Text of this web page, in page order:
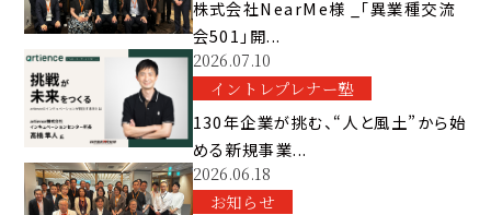
株式会社NearMe様 _「異業種交流
会501」開...
2026.07.10
イントレプレナー塾
130年企業が挑む、“人と風土”から始
める新規事業...
2026.06.18
お知らせ